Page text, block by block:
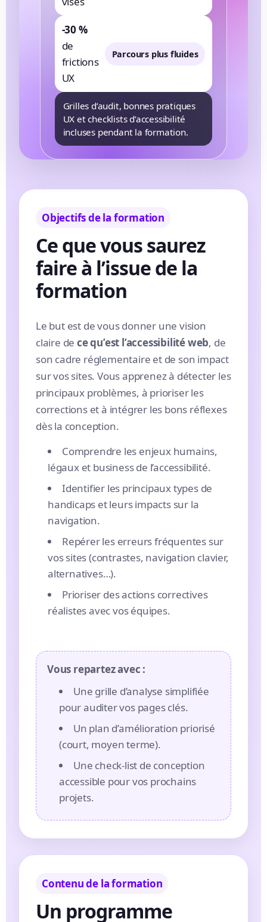
-30 %
de
frictions
UX
Parcours plus fluides
Grilles d’audit, bonnes pratiques
UX et checklists d’accessibilité
incluses pendant la formation.
Objectifs de la formation
Ce que vous saurez
faire à l’issue de la
formation
Le but est de vous donner une vision
claire de ce qu’est l’accessibilité web, de
son cadre réglementaire et de son impact
sur vos sites. Vous apprenez à détecter les
principaux problèmes, à prioriser les
corrections et à intégrer les bons réflexes
dès la conception.
Comprendre les enjeux humains,
légaux et business de l’accessibilité.
Identifier les principaux types de
handicaps et leurs impacts sur la
navigation.
Repérer les erreurs fréquentes sur
vos sites (contrastes, navigation clavier,
alternatives…).
Prioriser des actions correctives
réalistes avec vos équipes.
Vous repartez avec :
Une grille d’analyse simplifiée
pour auditer vos pages clés.
Un plan d’amélioration priorisé
(court, moyen terme).
Une check-list de conception
accessible pour vos prochains
projets.
Contenu de la formation
Un programme